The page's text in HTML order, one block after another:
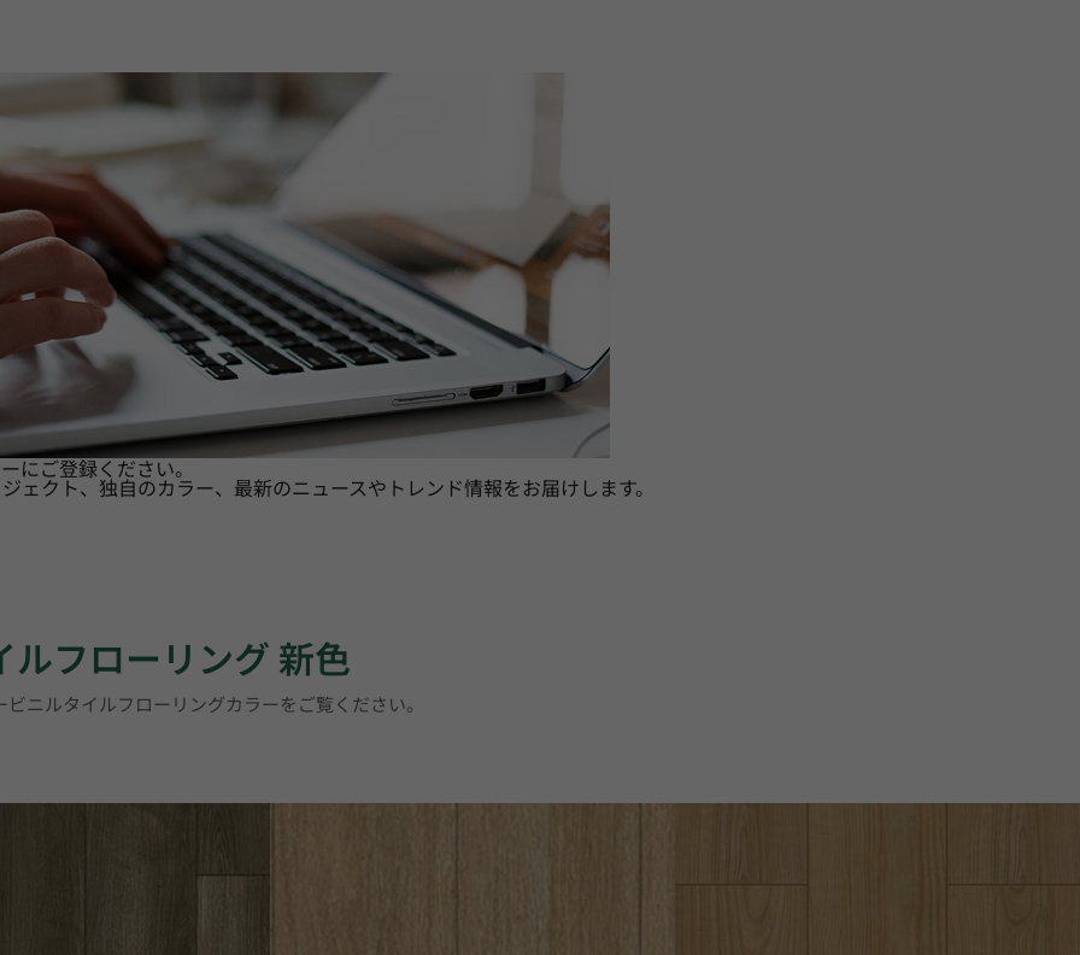
にご登録ください。
ェクト、独自のカラー、最新のニュースやトレンド情報をお届けします。
ルフローリング 新色
ニルタイルフローリングカラーをご覧ください。